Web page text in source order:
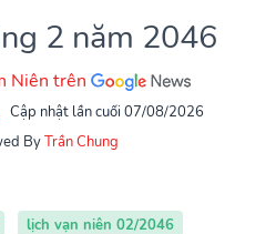
2 năm 2046
Niên trên
Cập nhật lần cuối 07/08/2026
ByTrần Chung
lịch vạn niên 02/2046